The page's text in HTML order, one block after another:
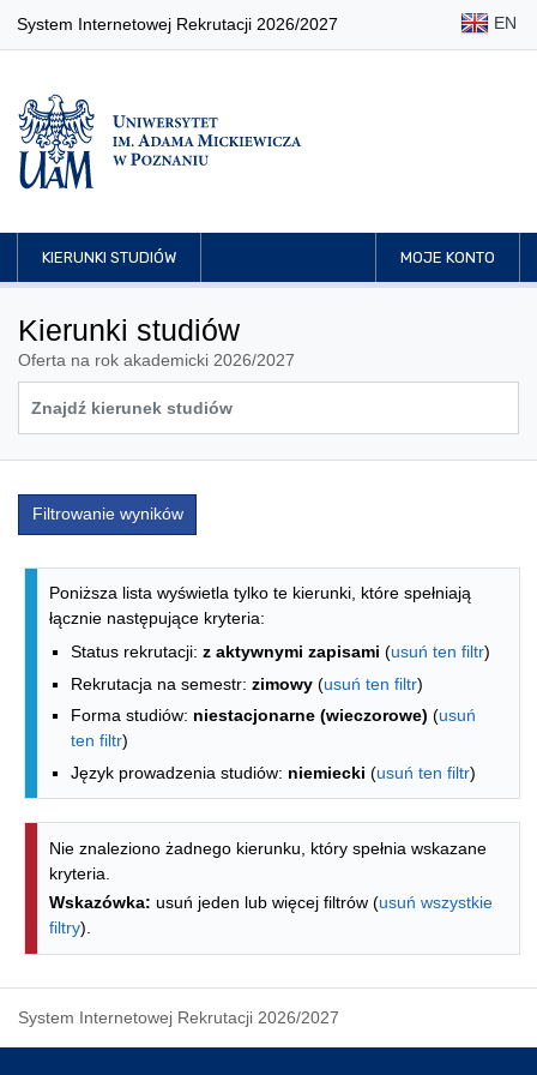
System Internetowej Rekrutacji 2026/2027 EN
KIERUNKI STUDIÓW MOJE KONTO
Kierunki studiów
Oferta na rok akademicki 2026/2027
Filtrowanie wyników
Lista kierunków - indeks alfabetyczny
Poniższa lista wyświetla tylko te kierunki, które spełniają
łącznie następujące kryteria:
Status rekrutacji: z aktywnymi zapisami (usuń ten filtr)
Rekrutacja na semestr: zimowy (usuń ten filtr)
Forma studiów: niestacjonarne (wieczorowe) (usuń
ten filtr)
Język prowadzenia studiów: niemiecki (usuń ten filtr)
Nie znaleziono żadnego kierunku, który spełnia wskazane
kryteria.
Wskazówka: usuń jeden lub więcej filtrów (usuń wszystkie
filtry).
System Internetowej Rekrutacji 2026/2027